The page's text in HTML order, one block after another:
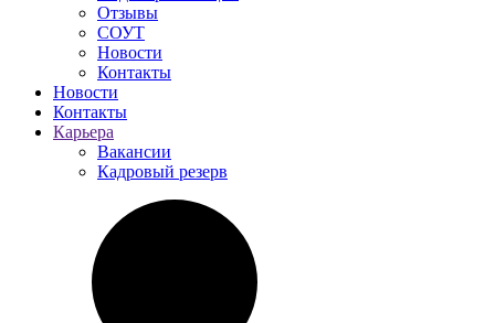
Отзывы
СОУТ
Новости
Контакты
Новости
Контакты
Карьера
Вакансии
Кадровый резерв